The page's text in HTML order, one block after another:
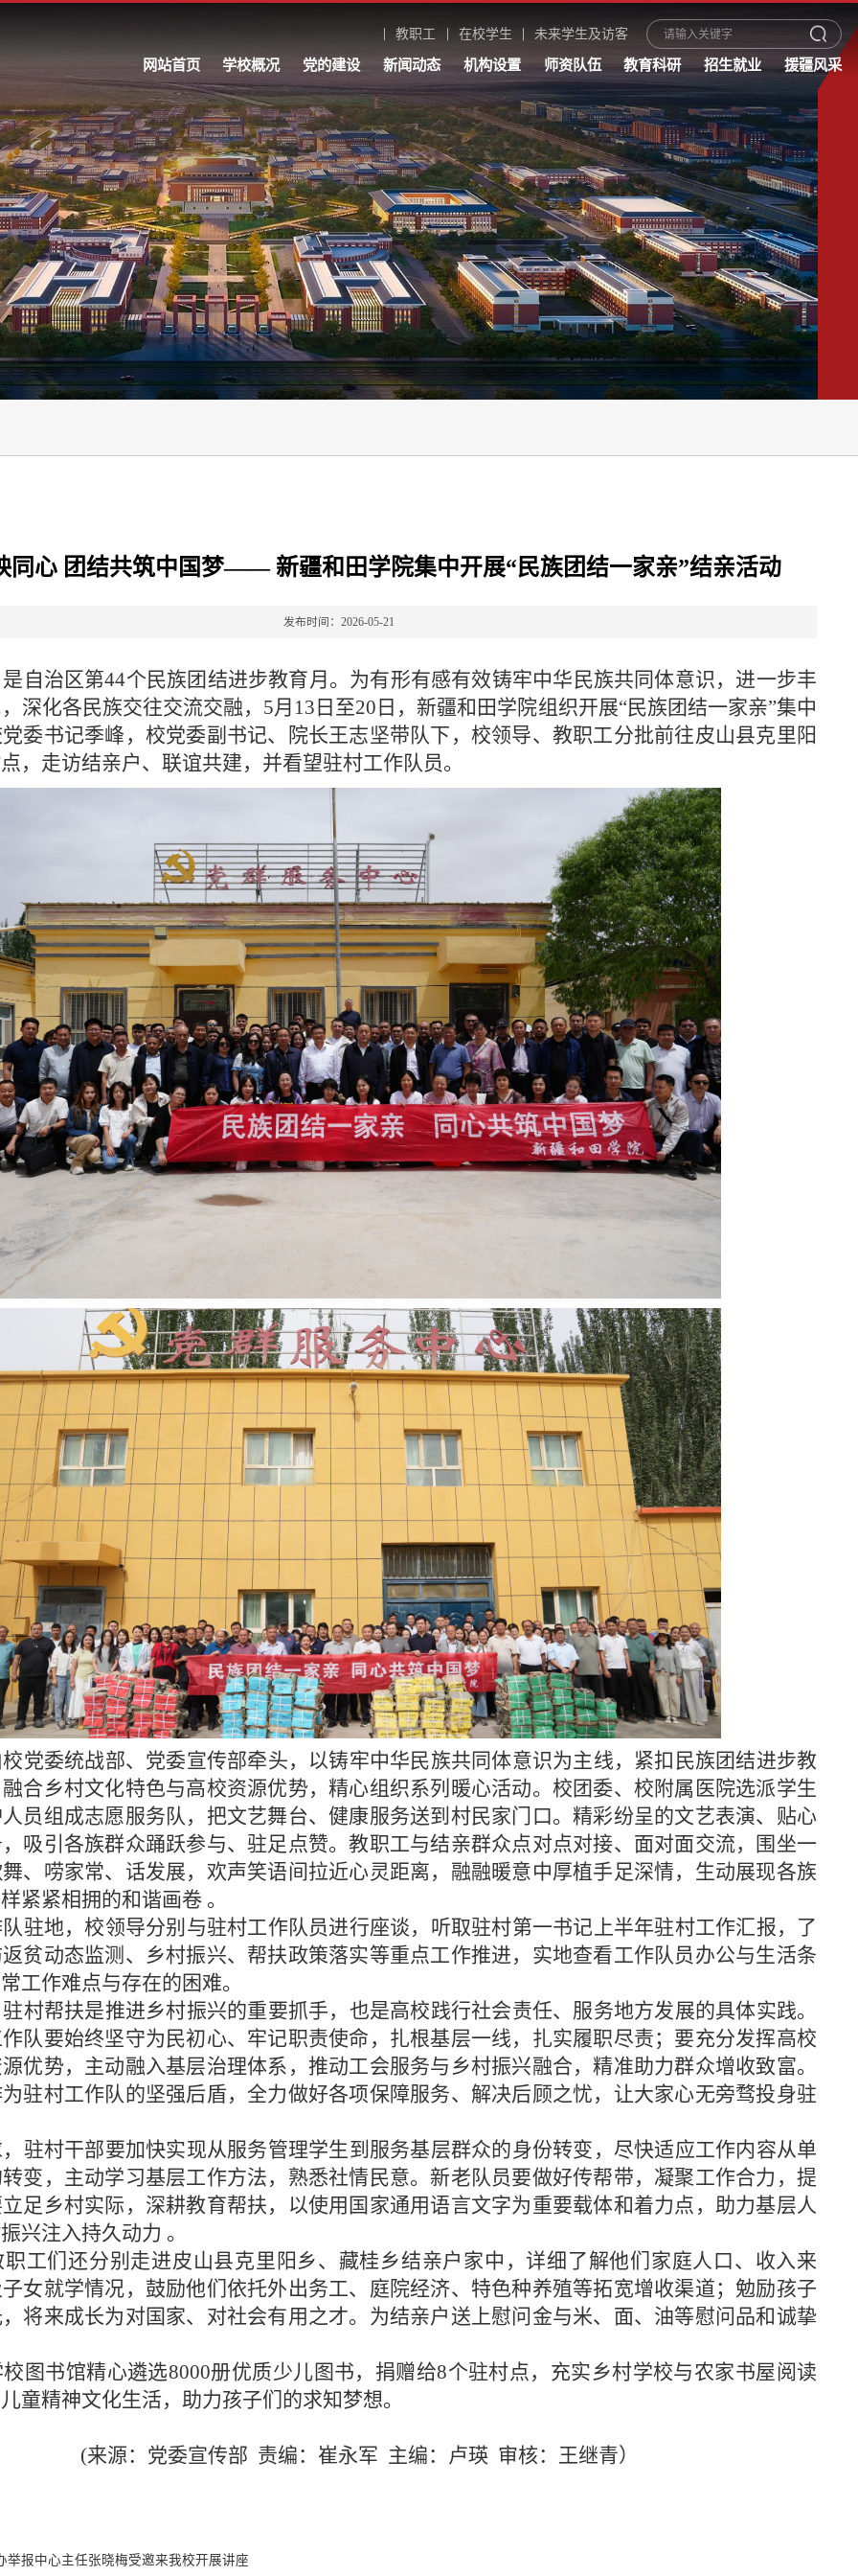
教职工 在校学生 未来学生及访客
网站首页 学校概况 党的建设 新闻动态 机构设置 师资队伍 教育科研 招生就业 援疆风采
同心 团结共筑中国梦—— 新疆和田学院集中开展“民族团结一家亲”结亲活动
发布时间：2026-05-21
自治区第44个民族团结进步教育月。为有形有感有效铸牢中华民族共同体意识，进一步丰
深化各民族交往交流交融， 5月 13 日至20 日，新疆和田学院组织开展“民族团结一家亲”集中
委书记季峰，校党委副书记、院长王志坚带队下，校领导、教职工分批前往皮山县克里阳
，走访结亲户、联谊共建，并看望驻村工作队员。
党委统战部、党委宣传部牵头，以铸牢中华民族共同体意识为主线，紧扣民族团结进步教
合乡村文化特色与高校资源优势，精心组织系列暖心活动。校团委、校附属医院选派学生
员组成志愿服务队，把文艺舞台、健康服务送到村民家门口。精彩纷呈的文艺表演、贴心
吸引各族群众踊跃参与、驻足点赞。教职工与结亲群众点对点对接、面对面交流，围坐一
、唠家常、话发展，欢声笑语间拉近心灵距离，融融暖意中厚植手足深情，生动展现各族
紧紧相拥的和谐画卷 。
驻地，校领导分别与驻村工作队员进行座谈，听取驻村第一书记上半年驻村工作汇报，了
贫动态监测、乡村振兴、帮扶政策落实等重点工作推进，实地查看工作队员办公与生活条
工作难点与存在的困难。
村帮扶是推进乡村振兴的重要抓手，也是高校践行社会责任、服务地方发展的具体实践。
队要始终坚守为民初心、牢记职责使命，扎根基层一线，扎实履职尽责；要充分发挥高校
优势，主动融入基层治理体系，推动工会服务与乡村振兴融合，精准助力群众增收致富。
驻村工作队的坚强后盾，全力做好各项保障服务、解决后顾之忧，让大家心无旁骛投身驻
驻村干部要加快实现从服务管理学生到服务基层群众的身份转变，尽快适应工作内容从单
变，主动学习基层工作方法，熟悉社情民意。新老队员要做好传帮带，凝聚工作合力，提
足乡村实际，深耕教育帮扶，以使用国家通用语言文字为重要载体和着力点，助力基层人
兴注入持久动力 。
工们还分别走进皮山县克里阳乡、藏桂乡结亲户家中，详细了解他们家庭人口、收入来
女就学情况，鼓励他们依托外出务工、庭院经济、特色种养殖等拓宽增收渠道；勉励孩子
将来成长为对国家、对社会有用之才。为结亲户送上慰问金与米、面、油等慰问品和诚挚
图书馆精心遴选8000册优质少儿图书，捐赠给8个驻村点，充实乡村学校与农家书屋阅读
童精神文化生活，助力孩子们的求知梦想。
(来源：党委宣传部 责编：崔永军 主编：卢瑛 审核：王继青）
举报中心主任张晓梅受邀来我校开展讲座